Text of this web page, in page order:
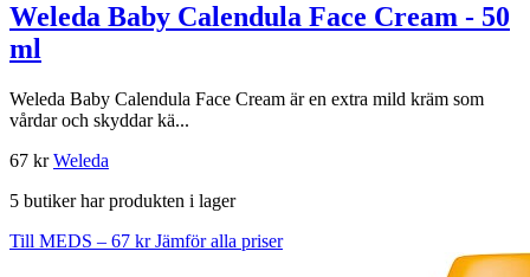
Weleda Baby Calendula Face Cream - 50
ml
Weleda Baby Calendula Face Cream är en extra mild kräm som
vårdar och skyddar kä...
67 krWeleda
5 butiker har produkten i lager
Till MEDS – 67 krJämför alla priser